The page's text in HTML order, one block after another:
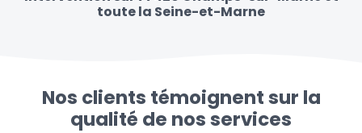
toute la Seine-et-Marne
Nos clients témoignent sur la
qualité de nos services